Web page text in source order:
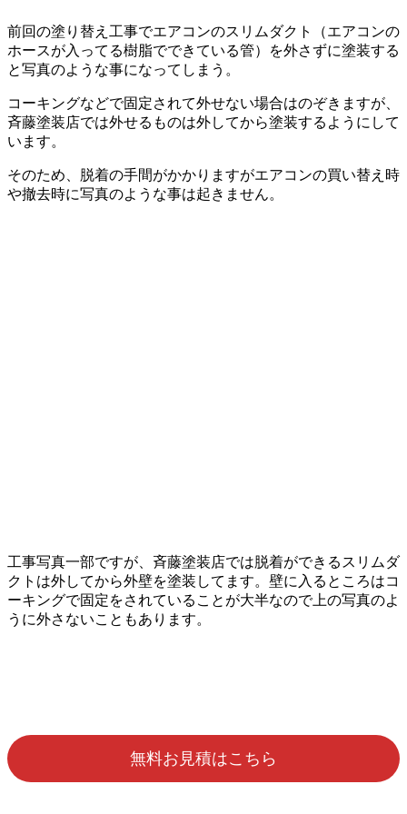
前回の塗り替え工事でエアコンのスリムダクト（エアコンの
ホースが入ってる樹脂でできている管）を外さずに塗装する
と写真のような事になってしまう。
コーキングなどで固定されて外せない場合はのぞきますが、
斉藤塗装店では外せるものは外してから塗装するようにして
います。
そのため、脱着の手間がかかりますがエアコンの買い替え時
や撤去時に写真のような事は起きません。
工事写真一部ですが、斉藤塗装店では脱着ができるスリムダ
クトは外してから外壁を塗装してます。壁に入るところはコ
ーキングで固定をされていることが大半なので上の写真のよ
うに外さないこともあります。
無料お見積はこちら